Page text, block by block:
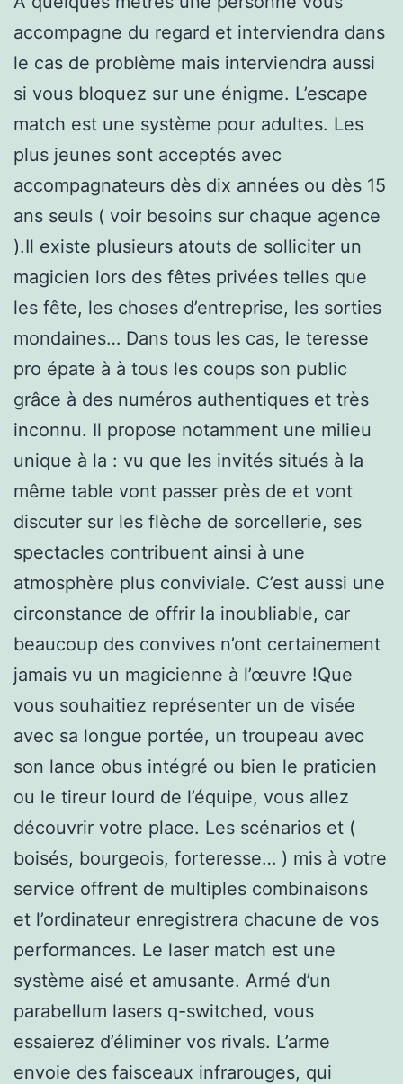
accompagne du regard et interviendra dans
le cas de problème mais interviendra aussi
si vous bloquez sur une énigme. L’escape
match est une système pour adultes. Les
plus jeunes sont acceptés avec
accompagnateurs dès dix années ou dès 15
ans seuls ( voir besoins sur chaque agence
).Il existe plusieurs atouts de solliciter un
magicien lors des fêtes privées telles que
les fête, les choses d’entreprise, les sorties
mondaines… Dans tous les cas, le teresse
pro épate à à tous les coups son public
grâce à des numéros authentiques et très
inconnu. Il propose notamment une milieu
unique à la : vu que les invités situés à la
même table vont passer près de et vont
discuter sur les flèche de sorcellerie, ses
spectacles contribuent ainsi à une
atmosphère plus conviviale. C’est aussi une
circonstance de offrir la inoubliable, car
beaucoup des convives n’ont certainement
jamais vu un magicienne à l’œuvre !Que
vous souhaitiez représenter un de visée
avec sa longue portée, un troupeau avec
son lance obus intégré ou bien le praticien
ou le tireur lourd de l’équipe, vous allez
découvrir votre place. Les scénarios et (
boisés, bourgeois, forteresse… ) mis à votre
service offrent de multiples combinaisons
et l’ordinateur enregistrera chacune de vos
performances. Le laser match est une
système aisé et amusante. Armé d’un
parabellum lasers q-switched, vous
essaierez d’éliminer vos rivals. L’arme
envoie des faisceaux infrarouges, qui